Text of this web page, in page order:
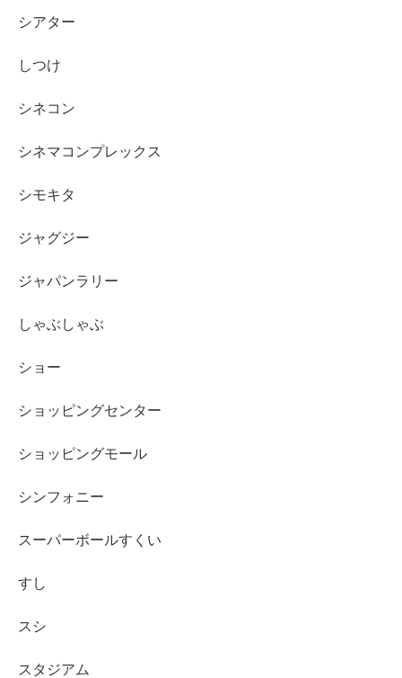
シアター
しつけ
シネコン
シネマコンプレックス
シモキタ
ジャグジー
ジャパンラリー
しゃぶしゃぶ
ショー
ショッピングセンター
ショッピングモール
シンフォニー
スーパーボールすくい
すし
スシ
スタジアム